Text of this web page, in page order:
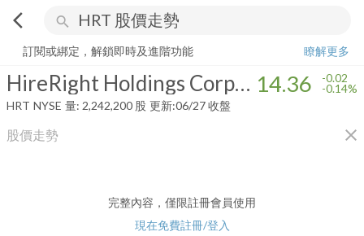
arrow_back_ios search
HireRight Holdings Corporation 14.36
訂閱或綁定，解鎖即時及進階功能
瞭解更多
HireRight Holdings Corporation 14.36 -0.02
-0.14%
HRT NYSE 量: 2,242,200 股 更新:06/27 收盤
股價走勢 close
完整內容，僅限註冊會員使用
現在免費註冊/登入